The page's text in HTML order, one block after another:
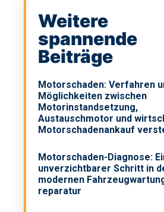
Weitere
spannende
Beiträge
Motorschaden: Verfahren
Möglichkeiten zwischen
Motorinstandsetzung,
Austauschmotor und
Motorschadenankauf
Motorschaden-Diagnose:
unverzichtbarer Schritt in
modernen
reparatur